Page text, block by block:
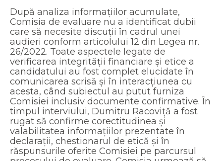
După analiza informațiilor acumulate,
Comisia de evaluare nu a identificat dubii
care să necesite discuții în cadrul unei
audieri conform articolului 12 din Legea nr.
26/2022. Toate aspectele legate de
verificarea integrității financiare și etice a
candidatului au fost complet elucidate în
comunicarea scrisă și în interacțiunea cu
acesta, când subiectul au putut furniza
Comisiei inclusiv documente confirmative. În
timpul interviului, Dumitru Racoviță a fost
rugat să confirme corectitudinea și
valabilitatea informațiilor prezentate în
declarații, chestionarul de etică și în
răspunsurile oferite Comisiei pe parcursul